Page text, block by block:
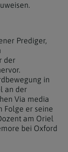
Prediger,
der
in
an der
Via media
Folge er seine
am Oriel
bei Oxford